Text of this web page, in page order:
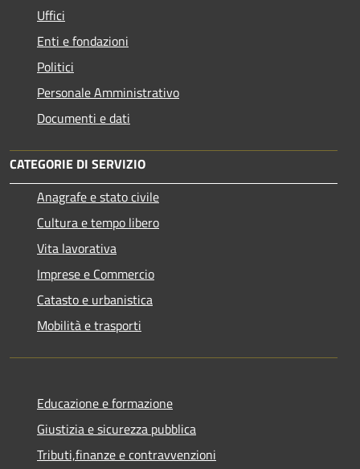
Uffici
Enti e fondazioni
Politici
Personale Amministrativo
Documenti e dati
CATEGORIE DI SERVIZIO
Anagrafe e stato civile
Cultura e tempo libero
Vita lavorativa
Imprese e Commercio
Catasto e urbanistica
Mobilità e trasporti
Educazione e formazione
Giustizia e sicurezza pubblica
Tributi,finanze e contravvenzioni